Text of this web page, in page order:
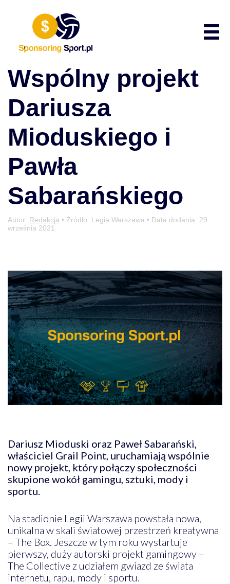
Wspólny projekt
Dariusza
Mioduskiego i
Pawła
Sabarańskiego
Autor: Redakcja • Źródło: Legia Warszawa • Data dodania: 29
września 2021
Dariusz Mioduski oraz Paweł Sabarański,
właściciel Grail Point, uruchamiają wspólnie
nowy projekt, który połączy społeczności
skupione wokół gamingu, sztuki, mody i
sportu.
Na stadionie Legii Warszawa powstała nowa,
unikalna w skali światowej przestrzeń kreatywna
– The Box. Jeszcze w tym roku wystartuje
pierwszy, duży autorski projekt gamingowy –
The Collective z udziałem gwiazd ze świata
internetu, rapu, mody i sportu.